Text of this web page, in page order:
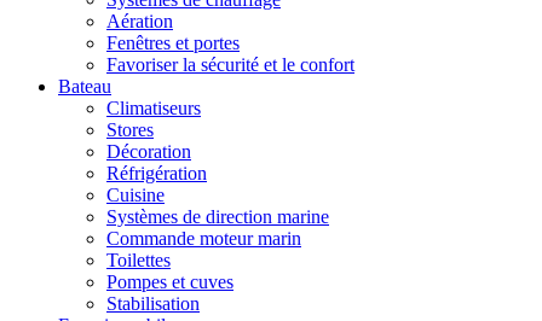
Aération
Fenêtres et portes
Favoriser la sécurité et le confort
Bateau
Climatiseurs
Stores
Décoration
Réfrigération
Cuisine
Systèmes de direction marine
Commande moteur marin
Toilettes
Pompes et cuves
Stabilisation